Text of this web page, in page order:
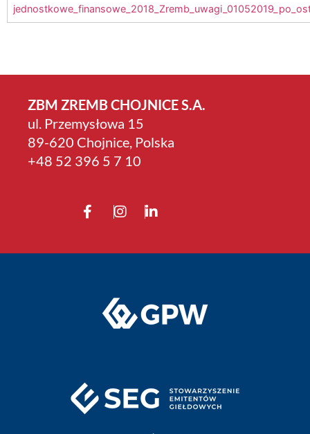
ZBM ZREMB CHOJNICE S.A.
ul. Przemysłowa 15
89-620 Chojnice, Polska
+4­8 52 396 5 7 10